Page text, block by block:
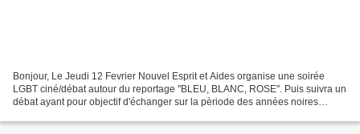
Bonjour, Le Jeudi 12 Fevrier Nouvel Esprit et Aides organise une soirée
LGBT ciné/débat autour du reportage "BLEU, BLANC, ROSE". Puis suivra un
débat ayant pour objectif d'échanger sur la pèriode des années noires